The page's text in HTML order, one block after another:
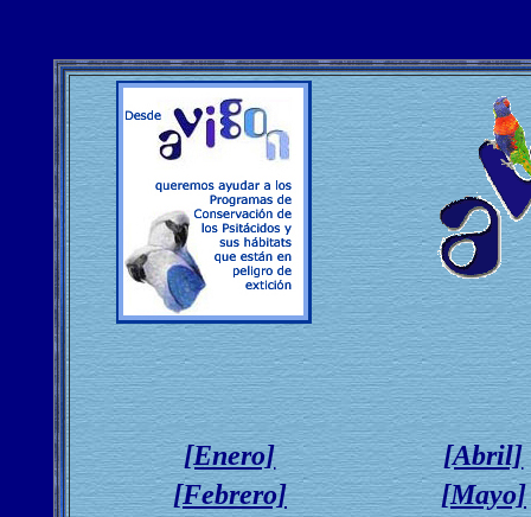
[Enero]
[Febrero]
[Abril]
[Mayo]